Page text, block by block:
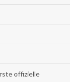
offizielle